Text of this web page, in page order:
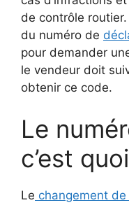
de contrôle
du numéro de
pour demander
le vendeur doit
obtenir ce code.
Le
c’est
Le changement de